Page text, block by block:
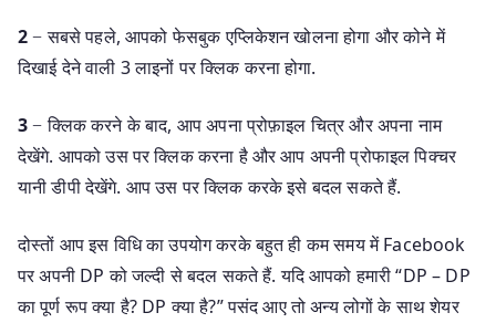
2− सबसे पहले, आपको फेसबुक एप्लिकेशन खोलना होगा और कोने में
दिखाई देने वाली 3 लाइनों पर क्लिक करना होगा.
3− क्लिक करने के बाद, आप अपना प्रोफ़ाइल चित्र और अपना नाम
देखेंगे. आपको उस पर क्लिक करना है और आप अपनी प्रोफाइल पिक्चर
यानी डीपी देखेंगे. आप उस पर क्लिक करके इसे बदल सकते हैं.
दोस्तों आप इस विधि का उपयोग करके बहुत ही कम समय में Facebook
पर अपनी DP को जल्दी से बदल सकते हैं. यदि आपको हमारी “DP – DP
का पूर्ण रूप क्या है? DP क्या है?” पसंद आए तो अन्य लोगों के साथ शेयर